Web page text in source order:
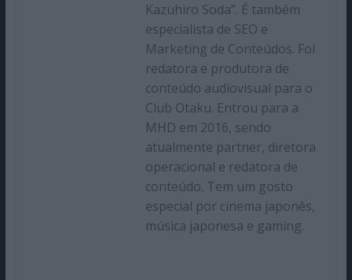
Kazuhiro Soda”. É também
especialista de SEO e
Marketing de Conteúdos. Foi
redatora e produtora de
conteúdo audiovisual para o
Club Otaku. Entrou para a
MHD em 2016, sendo
atualmente partner, diretora
operacional e redatora de
conteúdo. Tem um gosto
especial por cinema japonês,
música japonesa e gaming.